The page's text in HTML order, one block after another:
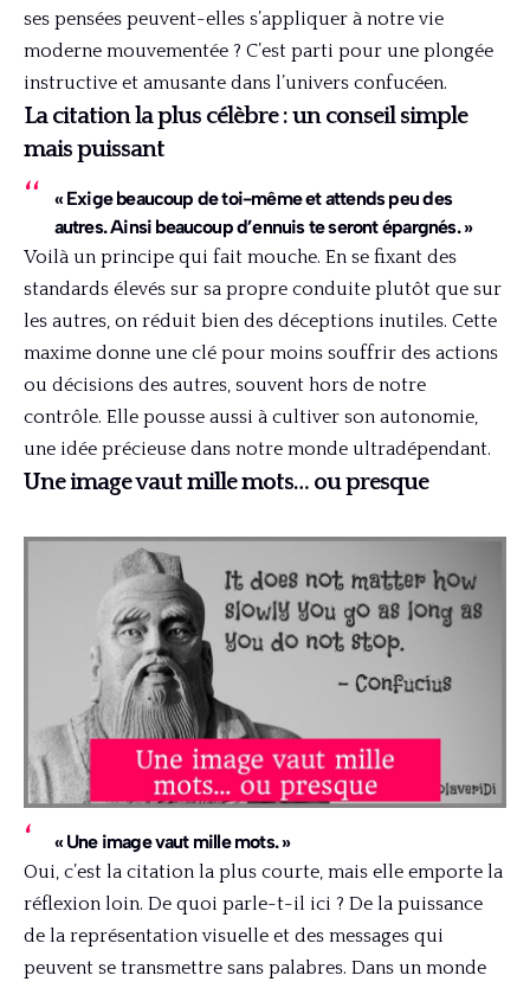
ses pensées peuvent-elles s’appliquer à notre vie
moderne mouvementée ? C’est parti pour une plongée
instructive et amusante dans l’univers confucéen.
La citation la plus célèbre : un conseil simple
mais puissant
« Exige beaucoup de toi-même et attends peu des
autres. Ainsi beaucoup d’ennuis te seront épargnés. »
Voilà un principe qui fait mouche. En se fixant des
standards élevés sur sa propre conduite plutôt que sur
les autres, on réduit bien des déceptions inutiles. Cette
maxime donne une clé pour moins souffrir des actions
ou décisions des autres, souvent hors de notre
contrôle. Elle pousse aussi à cultiver son autonomie,
une idée précieuse dans notre monde ultradépendant.
Une image vaut mille mots… ou presque
« Une image vaut mille mots. »
Oui, c’est la citation la plus courte, mais elle emporte la
réflexion loin. De quoi parle-t-il ici ? De la puissance
de la représentation visuelle et des messages qui
peuvent se transmettre sans palabres. Dans un monde